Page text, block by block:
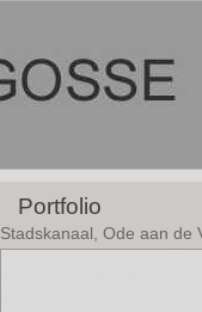
Portfolio
Stadskanaal, Ode aan de